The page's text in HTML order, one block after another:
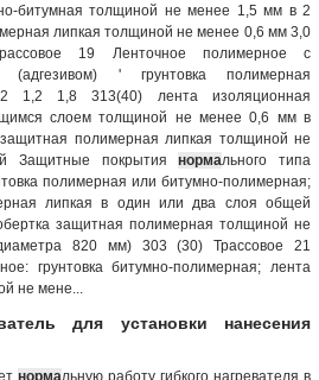
битумная толщиной не менее 1,5 мм в 2
липкая толщиной не менее 0,6 мм 3,0
19 Ленточное полимерное с
(адгезивом) ' грунтовка полимерная
1,2 1,8 313(40) лента изоляционная
слоем толщиной не менее 0,6 мм в
полимерная липкая толщиной не
Защитные покрытиянормального типа
полимерная или битумно-полимерная;
липкая в один или два слоя общей
защитная полимерная толщиной не
820 мм) 303 (30) Трассовое 21
грунтовка битумно-полимерная; лента
не мене...
для установки нанесения
нормальную работу гибкого нагревателя в